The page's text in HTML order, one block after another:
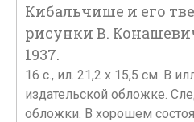
Кибальчише и его
рисунки В.
1937.
16 с., ил. 21,2 х 15,5 см. В
издательской обложке.
обложки. В хорошем